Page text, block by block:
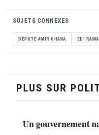
SUJETS CONNEXES
DÉPUTÉ AMIR OHANA EDI RAMA
PLUS SUR
Un gouvernement